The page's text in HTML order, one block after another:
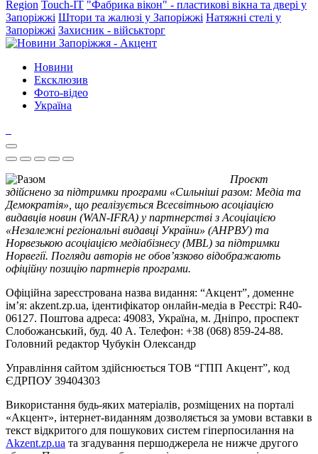
Region Touch-IT "Фабрика вікон" - пластикові вікна та двері у
Запоріжжі Штори та жалюзі у Запоріжжі Натяжні стелі у
Запоріжжі Захисник - військторг
Новини
Ексклюзив
Фото-відео
Україна
Проєкт
здійснено за підтримки програми «Сильніші разом: Медіа та
Демократія», що реалізується Всесвітньою асоціацією
видавців новин (WAN-IFRA) у партнерстві з Асоціацією
«Незалежні регіональні видавці України» (АНРВУ) та
Норвезькою асоціацією медіабізнесу (MBL) за підтримки
Норвегії. Погляди авторів не обов’язково відображають
офіційну позицію партнерів програми.
Офіційна зареєстрована назва видання: “Акцент”, доменне
ім’я: akzent.zp.ua, ідентифікатор онлайн-медіа в Реєстрі: R40-
06127. Поштова адреса: 49083, Україна, м. Дніпро, проспект
Слобожанський, буд. 40 А. Телефон: +38 (068) 859-24-88.
Головний редактор Чубукін Олександр
Управління сайтом здійснюється ТОВ “ГПП Акцент”, код
ЄДРПОУ 39404303
Використання будь-яких матеріалів, розміщених на порталі
«Акцент», інтернет-виданням дозволяється за умови вставки в
текст відкритого для пошукових систем гіперпосилання на
Akzent.zp.ua та згадування першоджерела не нижче другого